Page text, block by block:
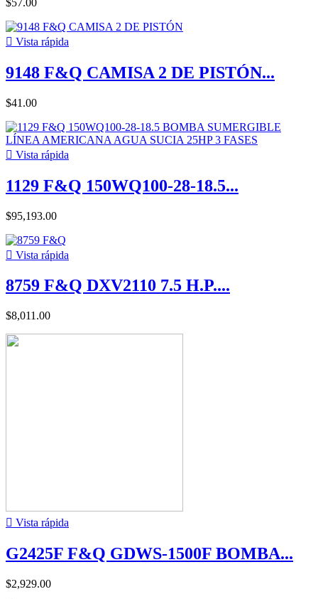
$57.00
 Vista rápida
9148 F&Q CAMISA 2 DE PISTÓN...
$41.00
 Vista rápida
1129 F&Q 150WQ100-28-18.5...
$95,193.00
 Vista rápida
8759 F&Q DXV2110 7.5 H.P....
$8,011.00
 Vista rápida
G2425F F&Q GDWS-1500F BOMBA...
$2,929.00